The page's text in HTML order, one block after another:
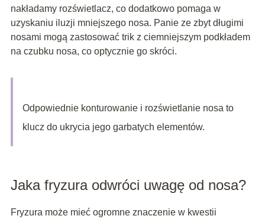
nakładamy rozświetlacz, co dodatkowo pomaga w
uzyskaniu iluzji mniejszego nosa. Panie ze zbyt długimi
nosami mogą zastosować trik z ciemniejszym podkładem
na czubku nosa, co optycznie go skróci.
Odpowiednie konturowanie i rozświetlanie nosa to
klucz do ukrycia jego garbatych elementów.
Jaka fryzura odwróci uwagę od nosa?
Fryzura może mieć ogromne znaczenie w kwestii